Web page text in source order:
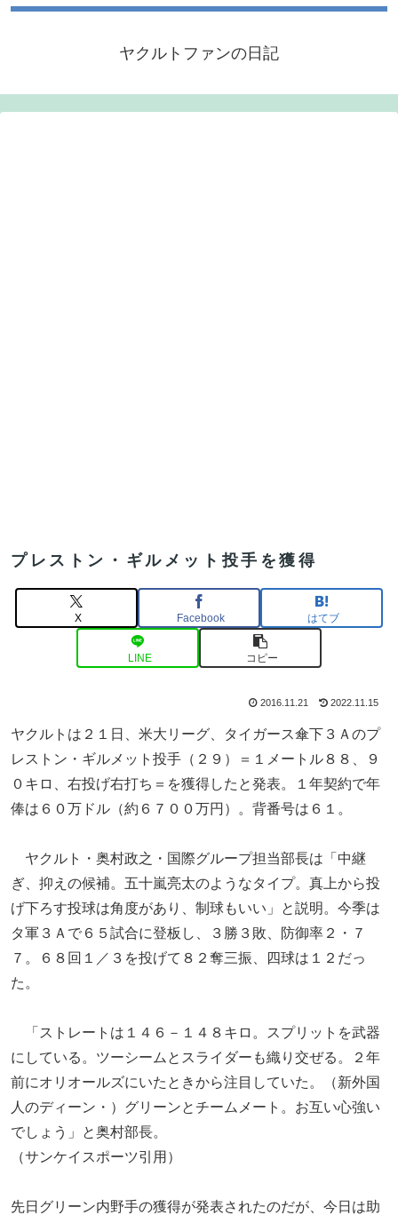
ヤクルトファンの日記
プレストン・ギルメット投手を獲得
X Facebook はてブ
LINE コピー
2016.11.21 2022.11.15
ヤクルトは２１日、米大リーグ、タイガース傘下３Ａのプ
レストン・ギルメット投手（２９）＝１メートル８８、９
０キロ、右投げ右打ち＝を獲得したと発表。１年契約で年
俸は６０万ドル（約６７００万円）。背番号は６１。
ヤクルト・奥村政之・国際グループ担当部長は「中継
ぎ、抑えの候補。五十嵐亮太のようなタイプ。真上から投
げ下ろす投球は角度があり、制球もいい」と説明。今季は
タ軍３Ａで６５試合に登板し、３勝３敗、防御率２・７
７。６８回１／３を投げて８２奪三振、四球は１２だっ
た。
「ストレートは１４６－１４８キロ。スプリットを武器
にしている。ツーシームとスライダーも織り交ぜる。２年
前にオリオールズにいたときから注目していた。（新外国
人のディーン・）グリーンとチームメート。お互い心強い
でしょう」と奥村部長。
（サンケイスポーツ引用）
先日グリーン内野手の獲得が発表されたのだが、今日は助